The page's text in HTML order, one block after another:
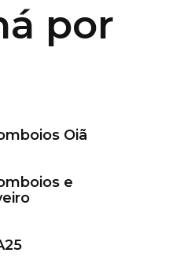
por
Oiã
e